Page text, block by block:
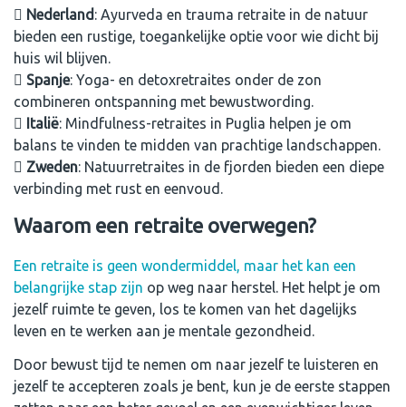
Nederland : Ayurveda en trauma retraite in de natuur
bieden een rustige, toegankelijke optie voor wie dicht bij
huis wil blijven.
Spanje: Yoga- en detoxretraites onder de zon
combineren ontspanning met bewustwording.
Italië: Mindfulness-retraites in Puglia helpen je om
balans te vinden te midden van prachtige landschappen.
Zweden: Natuurretraites in de fjorden bieden een diepe
verbinding met rust en eenvoud.
Waarom een retraite overwegen?
Een retraite is geen wondermiddel, maar het kan een
belangrijke stap zijn op weg naar herstel. Het helpt je om
jezelf ruimte te geven, los te komen van het dagelijks
leven en te werken aan je mentale gezondheid.
Door bewust tijd te nemen om naar jezelf te luisteren en
jezelf te accepteren zoals je bent, kun je de eerste stappen